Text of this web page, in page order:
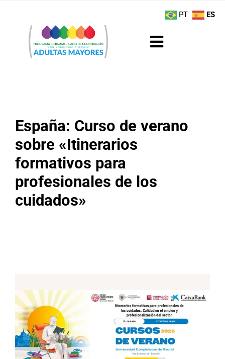
contenido
Toggle
Actividades
Boletín
España: Curso de verano
sobre «Itinerarios
formativos para
profesionales de los
cuidados»
PT ES